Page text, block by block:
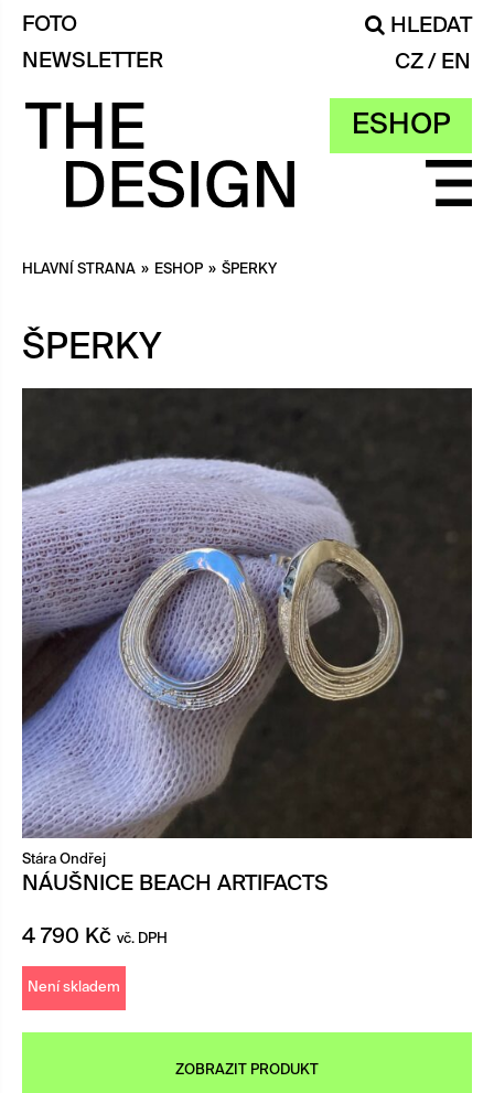
ESHOP
FOTO
HLEDAT
NEWSLETTER
CZ EN
HLAVNÍ STRANA » ESHOP » ŠPERKY
ŠPERKY
Stára Ondřej
NÁUŠNICE BEACH ARTIFACTS
4 790 Kč vč. DPH
Není skladem
ZOBRAZIT PRODUKT